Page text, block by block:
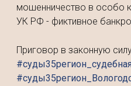
мошенничество в особо
УК РФ - фиктивное
Приговор в законную